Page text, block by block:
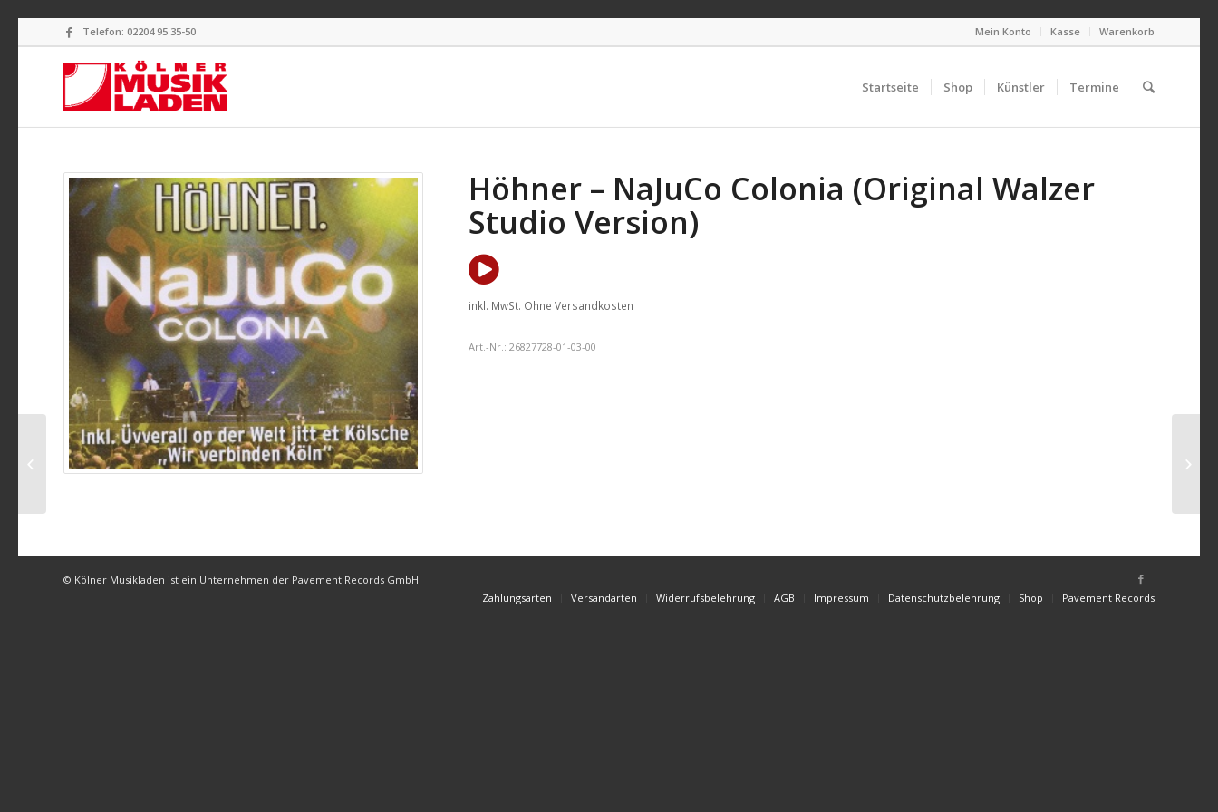
Mein Konto Kasse Warenkorb
Telefon: 02204 95 35-50
Startseite Shop Künstler Termine
Höhner – NaJuCo Colonia (Original Walzer
Studio Version)
inkl. MwSt. Ohne Versandkosten
Art.-Nr.:26827728-01-03-00
© Kölner Musikladen ist ein Unternehmen der Pavement Records GmbH
Zahlungsarten
Versandarten Widerrufsbelehrung AGB Impressum Datenschutzbelehrung Shop Pavement Records
Höhner – NaJuCo
Colonia (Party Version)